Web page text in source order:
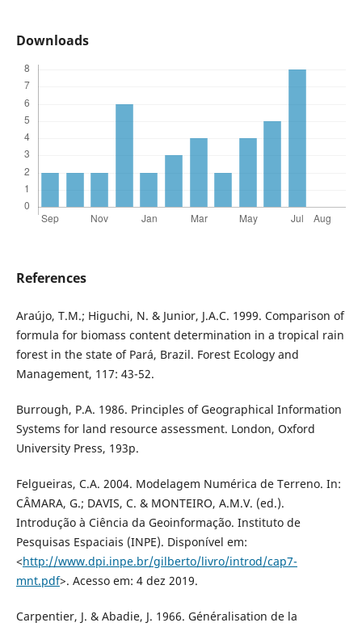
Downloads
References
Araújo, T.M.; Higuchi, N. & Junior, J.A.C. 1999. Comparison of
formula for biomass content determination in a tropical rain
forest in the state of Pará, Brazil. Forest Ecology and
Management, 117: 43-52.
Burrough, P.A. 1986. Principles of Geographical Information
Systems for land resource assessment. London, Oxford
University Press, 193p.
Felgueiras, C.A. 2004. Modelagem Numérica de Terreno. In:
CÂMARA, G.; DAVIS, C. & MONTEIRO, A.M.V. (ed.).
Introdução à Ciência da Geoinformação. Instituto de
Pesquisas Espaciais (INPE). Disponível em:
<http://www.dpi.inpe.br/gilberto/livro/introd/cap7-
mnt.pdf>. Acesso em: 4 dez 2019.
Carpentier, J. & Abadie, J. 1966. Généralisation de la